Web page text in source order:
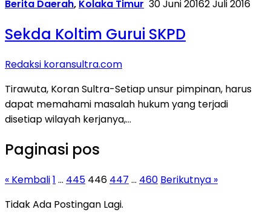
Berita Daerah, Kolaka Timur 30 Juni 20162 Juli 2016
Sekda Koltim Gurui SKPD
Redaksi koransultra.com
Tirawuta, Koran Sultra-Setiap unsur pimpinan, harus
dapat memahami masalah hukum yang terjadi
disetiap wilayah kerjanya,…
Paginasi pos
« Kembali1 … 445 446 447 … 460 Berikutnya »
Tidak Ada Postingan Lagi.